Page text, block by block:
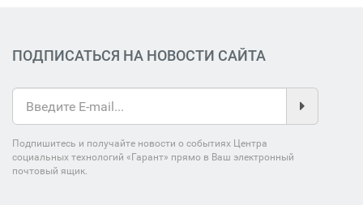
ПОДПИСАТЬСЯ НА НОВОСТИ САЙТА
Подпишитесь и получайте новости о событиях Центра
социальных технологий «Гарант» прямо в Ваш электронный
почтовый ящик.